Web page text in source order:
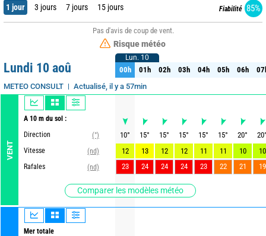
1 jour 3 jours 7 jours 15 jours Fiabilité 85%
Pas d'avis de coup de vent.
Risque météo
Lundi 10 aoû
METEO CONSULT Actualisé, il y a 57min
VENT
A 10 m du sol :
Direction
(°)
Vitesse
(nd)
Rafales
(nd)
Comparer les modèles météo
Mer totale
Lun. 10
00h 01h 02h 03h 04h 05h 06h
Lun. 10
00h 01h 02h 03h 04h 05h 06h
10° 15° 15° 15° 15° 15° 20° 20
12
13 12 12 11 11 10
10
23
24 24 24 23 22 21 19